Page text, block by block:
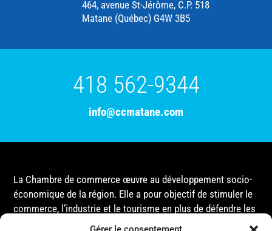
464, avenue St-Jérôme, C.P. 518
Matane (Québec) G4W 3B5
418 562-9344
info@ccmatane.com
La Chambre de commerce œuvre au développement socio-
économique de la région. Elle a pour objectif de stimuler le
commerce, l’industrie et le tourisme en plus de défendre les
intérêts de ses membres et de l’ensemble de la